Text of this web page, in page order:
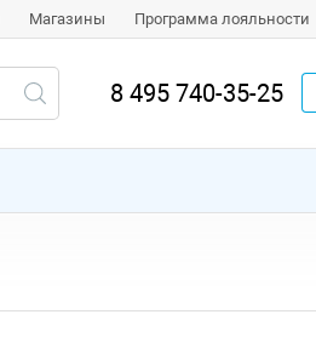
Магазины Программа лояльности
8 495 740-35-25